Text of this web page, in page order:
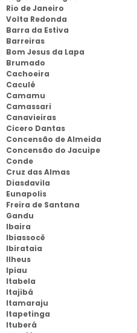
Rio de Janeiro
Volta Redonda
Barra da Estiva
Barreiras
Bom Jesus da Lapa
Brumado
Cachoeira
Caculé
Camamu
Camassari
Canavieiras
Cicero Dantas
Concensão de Almeida
Concensão do Jacuipe
Conde
Cruz das Almas
Diasdavila
Eunapolis
Freira de Santana
Gandu
Ibaira
Ibiassocê
Ibirataia
Ilheus
Ipiau
Itabela
Itajibá
Itamaraju
Itapetinga
Ituberá